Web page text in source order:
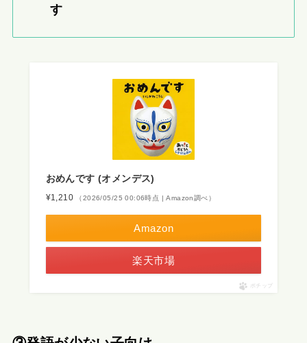
す
おめんです (オメンデス)
¥1,210 （2026/05/25 00:06時点 | Amazon調べ）
Amazon
楽天市場
ポチップ